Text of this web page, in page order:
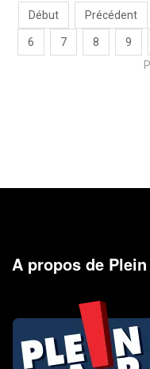
Début Précédent
6 7 8 9
A propos de